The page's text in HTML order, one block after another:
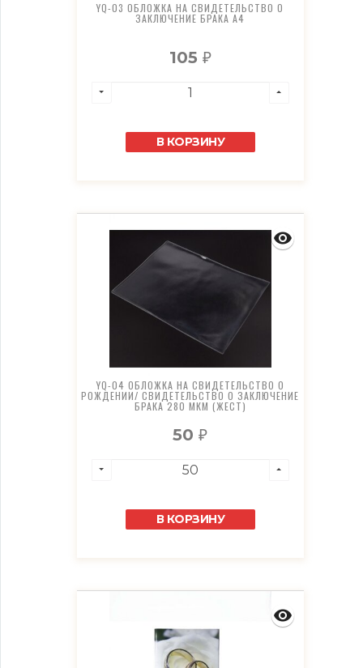
YQ-03 ОБЛОЖКА НА СВИДЕТЕЛЬСТВО О
ЗАКЛЮЧЕНИЕ БРАКА А4
105 ₽
В КОРЗИНУ
YQ-04 ОБЛОЖКА НА СВИДЕТЕЛЬСТВО О
РОЖДЕНИИ/ СВИДЕТЕЛЬСТВО О ЗАКЛЮЧЕНИЕ
БРАКА 280 МКМ (ЖЕСТ)
50₽
В КОРЗИНУ